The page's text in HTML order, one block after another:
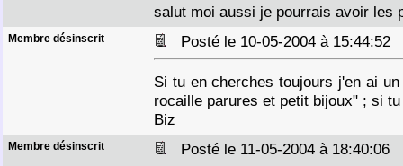
salut moi aussi je pourrais avoir les
Membre désinscrit Posté le 10-05-2004 à 15:44:52
Si tu en cherches toujours j'en ai
rocaille parures et petit bijoux" ; si
Biz
Membre désinscrit Posté le 11-05-2004 à 18:40:06